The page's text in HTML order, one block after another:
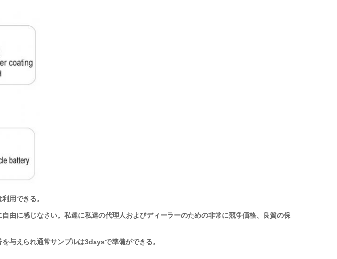
用できる。
由に感じなさい。私達に私達の代理人およびディーラーのための非常に競争価格、良質の保
与えられ通常サンプルは3daysで準備ができる。